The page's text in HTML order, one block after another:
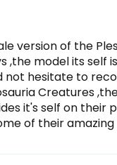
version of the
,the model its self
not hesitate to
Creatures
it's self on their
of their amazing